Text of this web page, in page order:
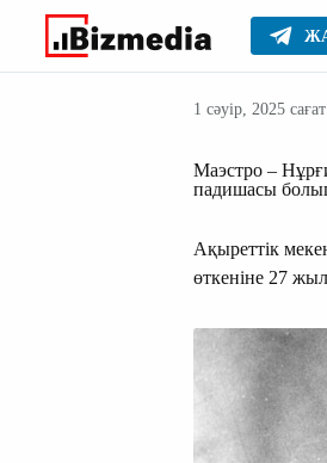
Басты
1 сәуір, 2025
Маэстро –
падишасы
Ақыреттік
өткеніне 27